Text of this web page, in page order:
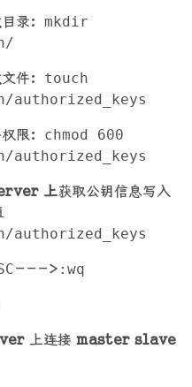
录： mkdir
件： touch
限： chmod 600
上获取公钥信息写入
---> :wq
上连接 master slave